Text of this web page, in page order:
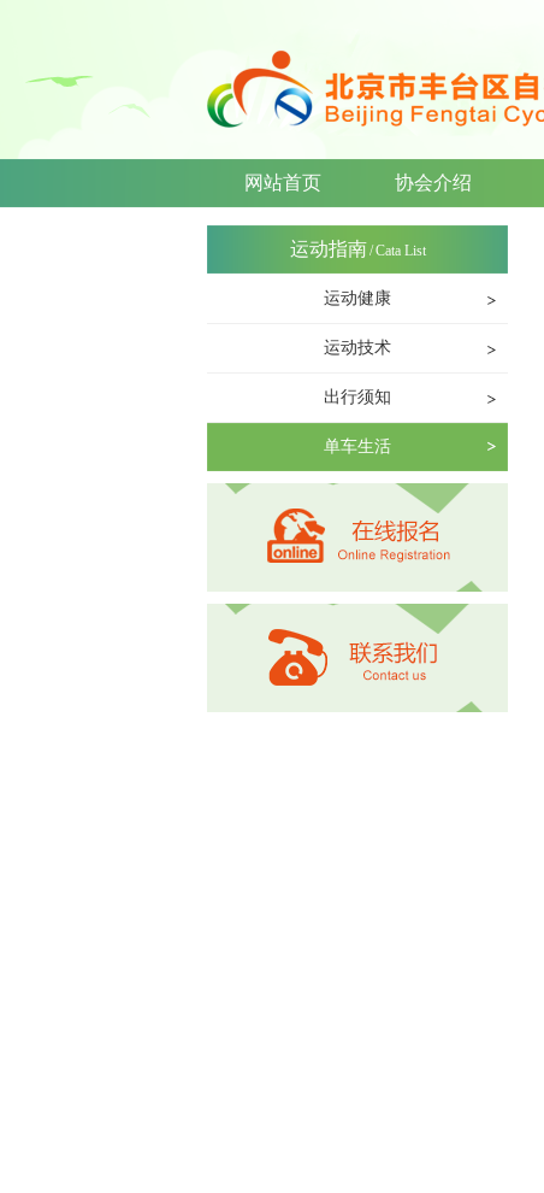
网站首页 协会介绍
运动指南/Cata List
运动健康
运动技术
出行须知
单车生活